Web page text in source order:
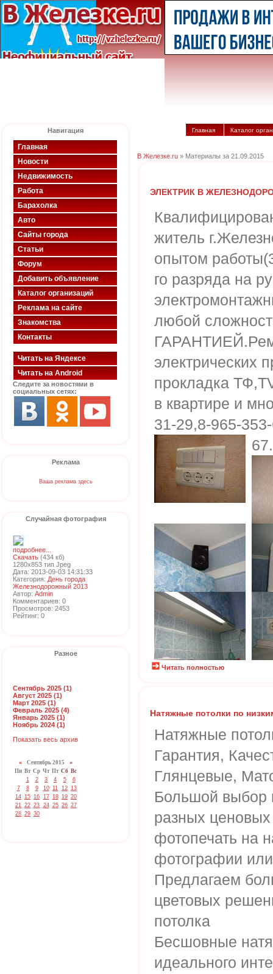
Навигация
Главная
Новости
Недвижимость
Работа
Барахолка
Авто
Сайты города
Статьи
Форум
Добавить объявление
Каталог организаций
Реклама на сайте
Знакомства
Контакты
Читать на Яндексе
Читать на Android
Следите за новостями в
социальных сетях:
Реклама
Ваша реклама здесь
Случайная фотография
подробнее...
Скачать (434 кб)
1280x853 тип Jpeg
Дата: 2013-09-03 14:31:33
Категория: День города
Железнодорожный 2013
Автор: Admin
Комментариев: 0
Просмотров: 2453
Рейтинг: 0
Разное
Сентябрь 2025 (1)
Август 2025 (1)
Март 2025 (1)
Февраль 2025 (4)
Январь 2025 (1)
Ноябрь 2024 (1)
Показать весь архив
« Сентябрь 2015 »
Пн Вт Ср Чт Пт Сб Вс
1
2 3 4 5
6
7
8 9 10 11 12 13
14 15 16 17 18 19 20
21 22 23 24 25 26 27
28 29 30
Главная Каталог
В Железке.ru » Материалы за 21.09.2015
ЭЛЕКТРИК В
житель
опытом
го разряда на
любой
электрических
прокладка
в квартире и
31-29,8-965-
Читать полностью
Натяжные потолки по
Натяжные
Гарантия,
Глянцевые,
Большой выбор
разных ценовых
фотопечать на
фотографии
Предлагаем
цветовых
потолка
Бесшовные
идеального